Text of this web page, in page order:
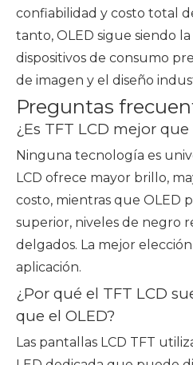
confiabilidad y costo total
tanto, OLED sigue siendo
dispositivos de consumo
de imagen y el diseño
Preguntas
¿Es TFT LCD mejor que
Ninguna tecnología es
LCD ofrece mayor brillo,
costo, mientras que OLED
superior, niveles de negro
delgados. La mejor
aplicación.
¿Por qué el TFT LCD
que el OLED?
Las pantallas LCD TFT